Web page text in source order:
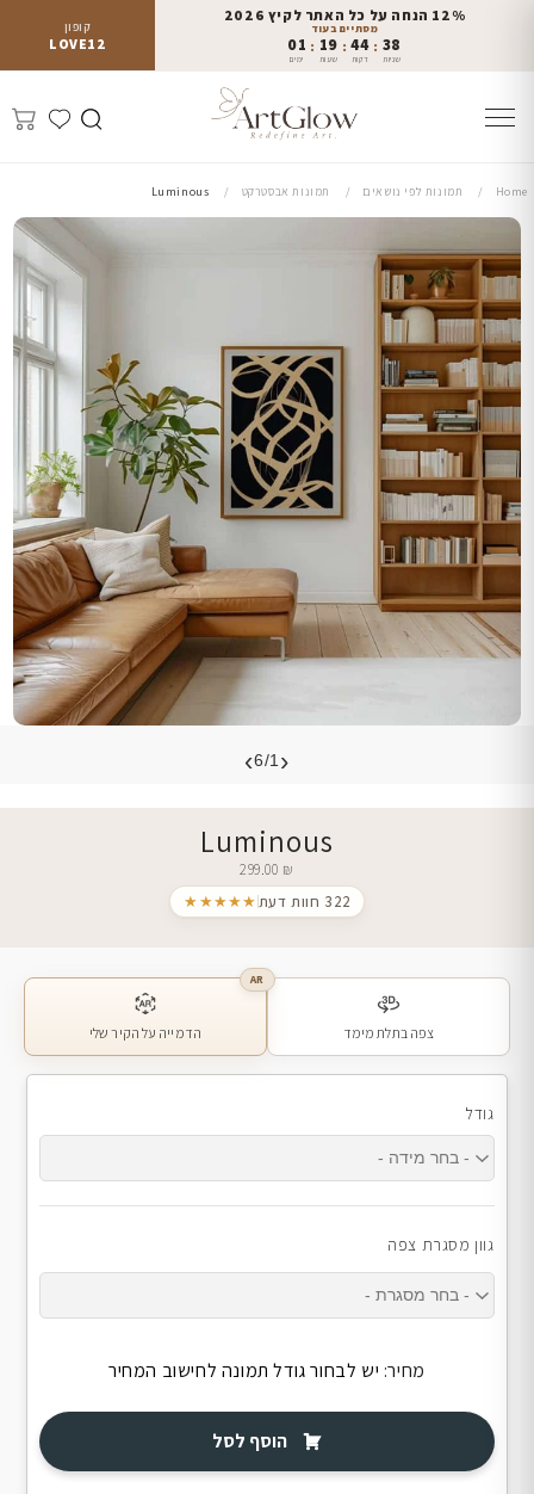
קופון
LOVE12
12% הנחה על כל האתר לקיץ 2026
מסתיים בעוד
01
ימים
: 19
שעות
: 44
דקות
: 36
שניות
Home תמונות לפי נושאים תמונות אבסטרקט Luminous
‹
6/1
›
Luminous
299.00 ₪
★★★★★
322 חוות דעת
צפה בתלת מימד
AR
הדמייה על הקיר שלי
גודל
גוון מסגרת צפה
מחיר: יש לבחור גודל תמונה לחישוב המחיר
הוסף לסל